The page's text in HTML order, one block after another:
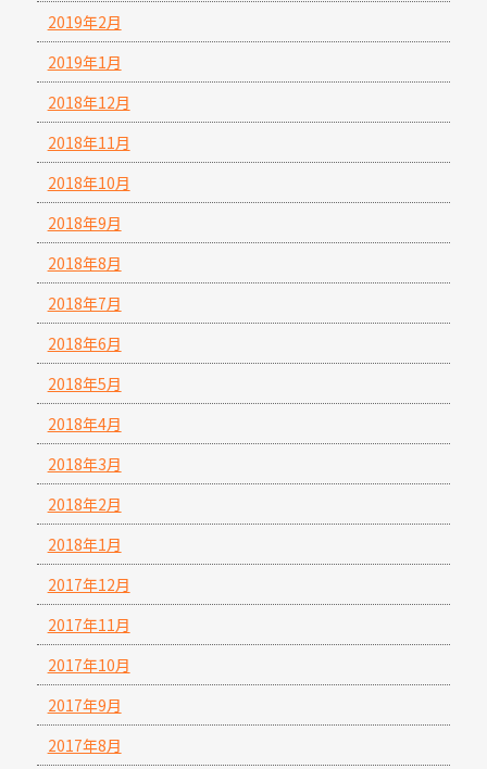
2019年2月
2019年1月
2018年12月
2018年11月
2018年10月
2018年9月
2018年8月
2018年7月
2018年6月
2018年5月
2018年4月
2018年3月
2018年2月
2018年1月
2017年12月
2017年11月
2017年10月
2017年9月
2017年8月